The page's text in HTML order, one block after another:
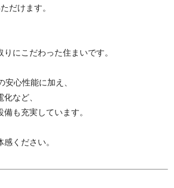
だけます。
にこだわった住まいです。
心性能に加え、
など、
も充実しています。
ください。